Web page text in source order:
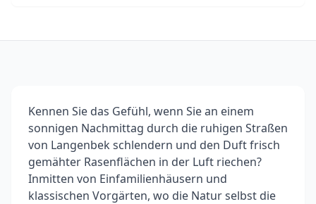
Kennen Sie das Gefühl, wenn Sie an einem
sonnigen Nachmittag durch die ruhigen Straßen
von Langenbek schlendern und den Duft frisch
gemähter Rasenflächen in der Luft riechen?
Inmitten von Einfamilienhäusern und
klassischen Vorgärten, wo die Natur selbst die